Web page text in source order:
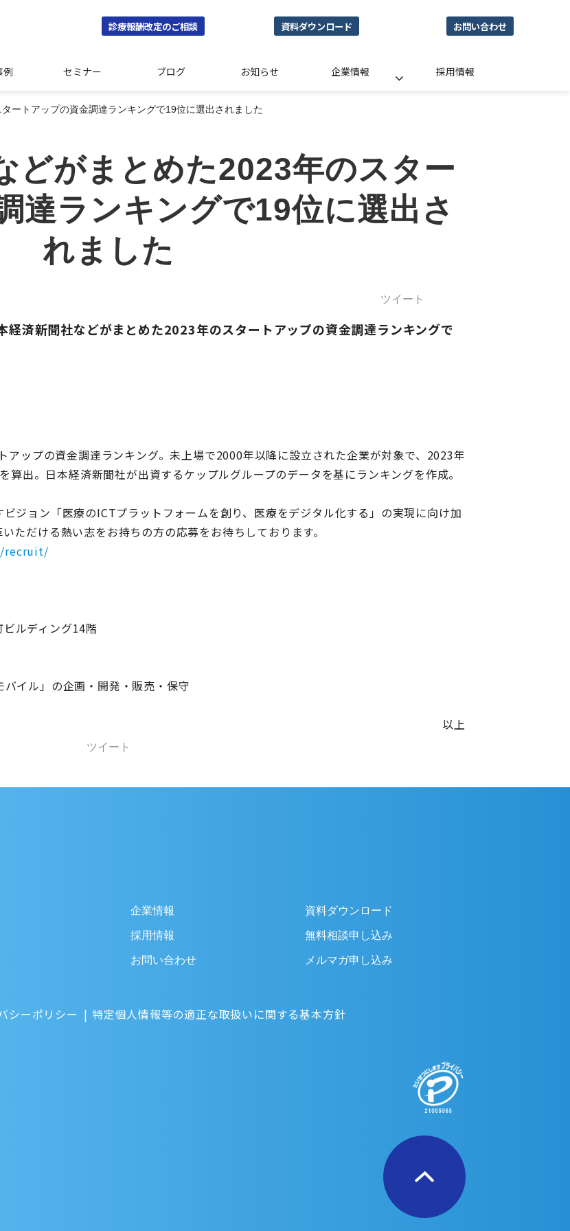
診療報酬改定のご相談 資料ダウンロード お問い合わせ
例 セミナー ブログ お知らせ 企業情報 採用情報
ートアップの資金調達ランキングで19位に選出されました
どがまとめた2023年のスター
達ランキングで19位に選出さ
れました
ツイート
経済新聞社などがまとめた2023年のスタートアップの資金調達ランキングで
アップの資金調達ランキング。未上場で2000年以降に設立された企業が対象で、2023年
出。日本経済新聞社が出資するケップルグループのデータを基にランキングを作成。
ジョン「医療のICTプラットフォームを創り、医療をデジタル化する」の実現に向け加
ただける熱い志をお持ちの方の応募をお待ちしております。
recruit/
ルディング14階
イル」の企画・開発・販売・保守
以上
ツイート
企業情報
採用情報
お問い合わせ
資料ダウンロード
無料相談申し込み
メルマガ申し込み
シーポリシー
特定個人情報等の適正な取扱いに関する基本方針